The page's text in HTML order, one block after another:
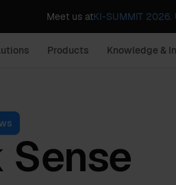
Meet us atKI-SUMMIT
Products Knowledge &
Sense